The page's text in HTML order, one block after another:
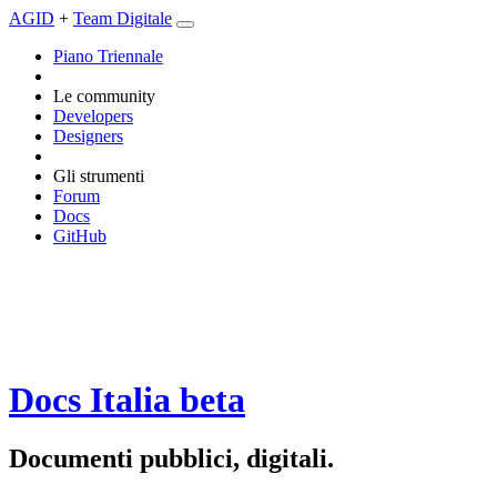
AGID + Team Digitale
Piano Triennale
Le community
Developers
Designers
Gli strumenti
Forum
Docs
GitHub
Docs Italia beta
Documenti pubblici, digitali.